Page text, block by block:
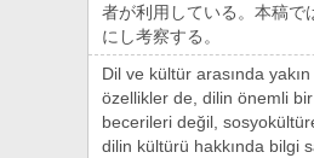
者が利用している。本稿で
にし考察する。
Dil ve kültür arasında
özellikler de, dilin önemli
becerileri değil,
dilin kültürü hakkında bilgi